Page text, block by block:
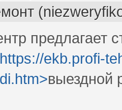
предлагает
https://ekb.profi-
выездной